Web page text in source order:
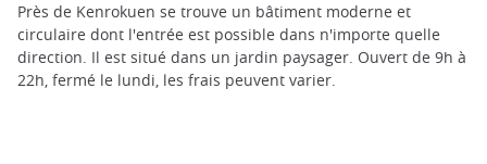
Près de Kenrokuen se trouve un bâtiment moderne et
circulaire dont l'entrée est possible dans n'importe quelle
direction. Il est situé dans un jardin paysager. Ouvert de 9h à
22h, fermé le lundi, les frais peuvent varier.